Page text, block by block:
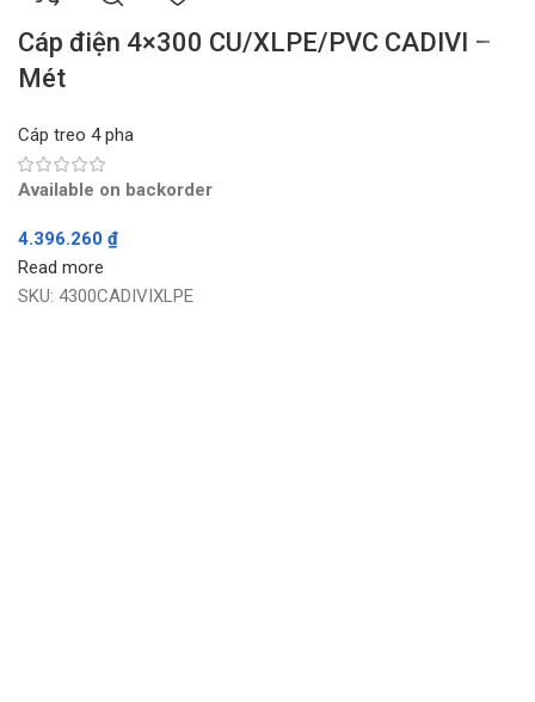
Cáp điện 4×300 CU/XLPE/PVC CADIVI –
Mét
Cáp treo 4 pha
Available on backorder
4.396.260 ₫
Read more
SKU: 4300CADIVIXLPE